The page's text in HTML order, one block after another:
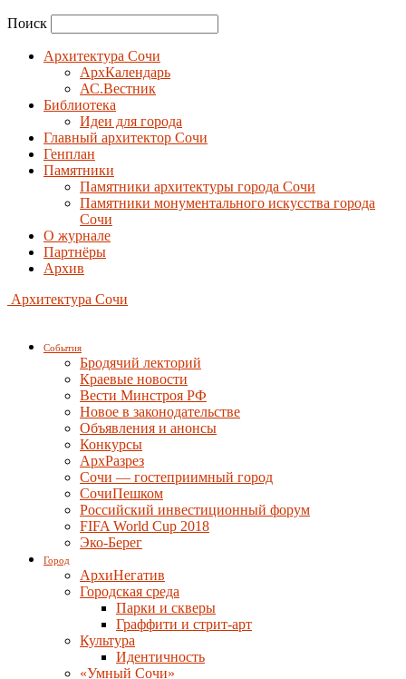
Поиск
Архитектура Сочи
АрхКалендарь
АС.Вестник
Библиотека
Идеи для города
Главный архитектор Сочи
Генплан
Памятники
Памятники архитектуры города Сочи
Памятники монументального искусства города
Сочи
О журнале
Партнёры
Архив
Архитектура Сочи
События
Бродячий лекторий
Краевые новости
Вести Минстроя РФ
Новое в законодательстве
Объявления и анонсы
Конкурсы
АрхРазрез
Сочи — гостеприимный город
СочиПешком
Российский инвестиционный форум
FIFA World Cup 2018
Эко-Берег
Город
АрхиНегатив
Городская среда
Парки и скверы
Граффити и стрит-арт
Культура
Идентичность
«Умный Сочи»